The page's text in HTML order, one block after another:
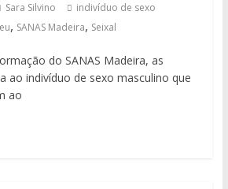
Sara Silvino
indivíduo de sexo
, SANAS Madeira, Seixal
do SANAS Madeira, as
ao indivíduo de sexo masculino que
ao